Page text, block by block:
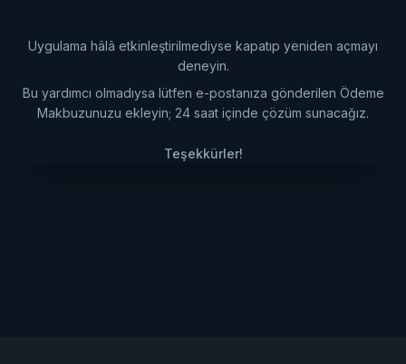
Uygulama hâlâ etkinleştirilmediyse kapatıp yeniden açmayı
deneyin.
Bu yardımcı olmadıysa lütfen e-postanıza gönderilen Ödeme
Makbuzunuzu ekleyin; 24 saat içinde çözüm sunacağız.
Teşekkürler!